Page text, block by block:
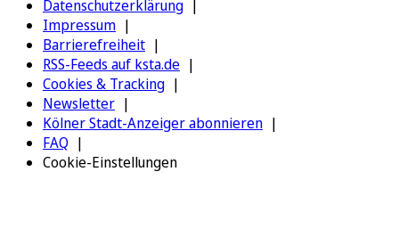
Datenschutzerklärung
Impressum
Barrierefreiheit
RSS-Feeds auf ksta.de
Cookies & Tracking
Newsletter
Kölner Stadt-Anzeiger abonnieren
FAQ
Cookie-Einstellungen